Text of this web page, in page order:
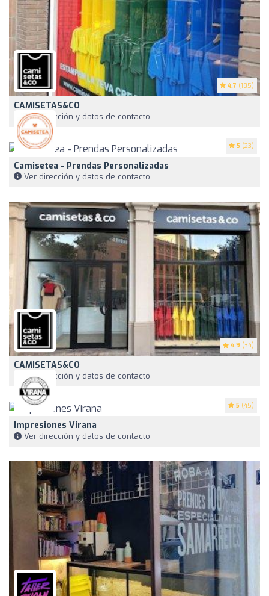
4.7 (185)
CAMISETAS&CO
Ver dirección y datos de contacto
5 (23)
Camisetea - Prendas Personalizadas
Ver dirección y datos de contacto
4.9 (34)
CAMISETAS&CO
Ver dirección y datos de contacto
5 (45)
Impresiones Virana
Ver dirección y datos de contacto